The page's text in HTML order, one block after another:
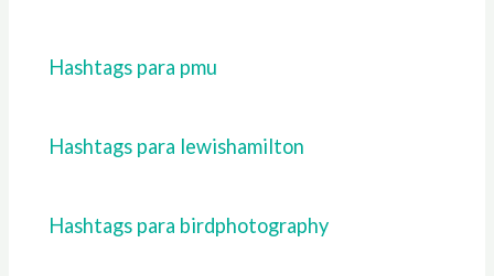
Hashtags para pmu
Hashtags para lewishamilton
Hashtags para birdphotography